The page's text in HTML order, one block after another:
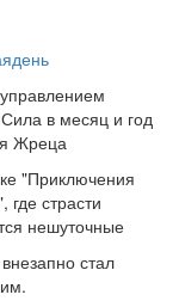
в месяц и год
Жреца
"Приключения
где страсти
нешуточные
стал